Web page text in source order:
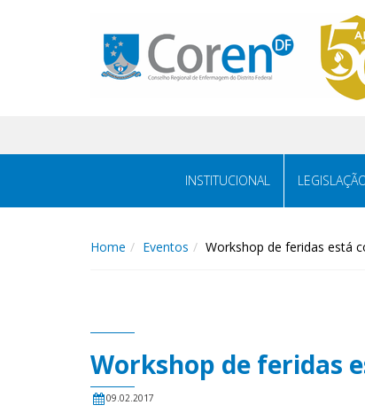
INSTITUCIONAL
Home Eventos Workshop de feridas está
Workshop de feridas
09.02.2017